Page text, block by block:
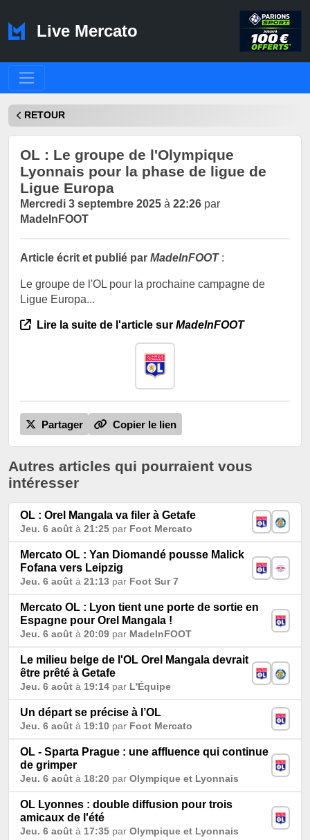
Live Mercato
RETOUR
OL : Le groupe de l'Olympique
Lyonnais pour la phase de ligue de
Ligue Europa
Mercredi 3 septembre 2025 à 22:26 par
MadeInFOOT
Article écrit et publié par MadeInFOOT:
Le groupe de l'OL pour la prochaine campagne de
Ligue Europa...
Lire la suite de l'article sur MadeInFOOT
Partager Copier le lien
Autres articles qui pourraient vous
intéresser
OL : Orel Mangala va filer à Getafe
Jeu. 6 août à 21:25 par Foot Mercato
Mercato OL : Yan Diomandé pousse Malick
Fofana vers Leipzig
Jeu. 6 août à 21:13 par Foot Sur 7
Mercato OL : Lyon tient une porte de sortie en
Espagne pour Orel Mangala !
Jeu. 6 août à 20:09 par MadeInFOOT
Le milieu belge de l'OL Orel Mangala devrait
être prêté à Getafe
Jeu. 6 août à 19:14 par L'Équipe
Un départ se précise à l’OL
Jeu. 6 août à 19:10 par Foot Mercato
OL - Sparta Prague : une affluence qui continue
de grimper
Jeu. 6 août à 18:20 par Olympique et Lyonnais
OL Lyonnes : double diffusion pour trois
amicaux de l'été
Jeu. 6 août à 17:35 par Olympique et Lyonnais